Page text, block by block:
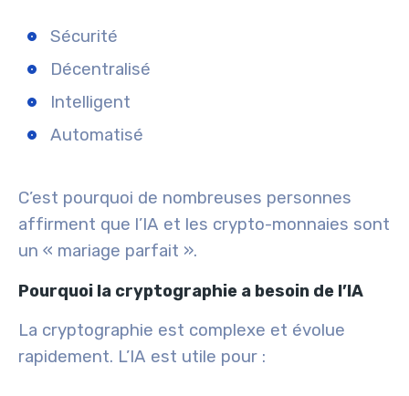
Sécurité
Décentralisé
Intelligent
Automatisé
C’est pourquoi de nombreuses personnes
affirment que l’IA et les crypto-monnaies sont
un « mariage parfait ».
Pourquoi la cryptographie a besoin de l’IA
La cryptographie est complexe et évolue
rapidement. L’IA est utile pour :